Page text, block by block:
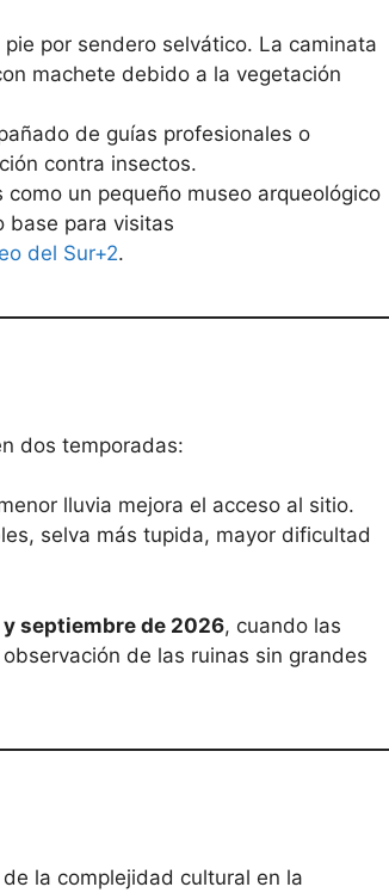
por sendero selvático. La caminata
machete debido a la vegetación
de guías profesionales o
contra insectos.
un pequeño museo arqueológico
base para visitas
del Sur+2.
dos temporadas:
lluvia mejora el acceso al sitio.
selva más tupida, mayor dificultad
septiembre de 2026, cuando las
de las ruinas sin grandes
la complejidad cultural en la